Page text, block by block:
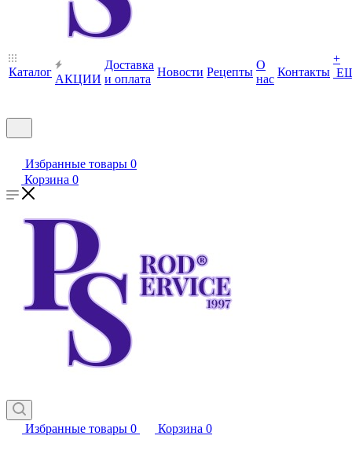
Каталог
АКЦИИ
Доставка
и оплата
Новости Рецепты
О
нас
Контакты
+
Избранные товары 0
Корзина 0
Избранные товары 0 Корзина 0